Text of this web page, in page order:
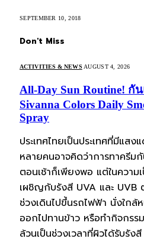
SEPTEMBER 10, 2018
Don't Miss
ACTIVITIES & NEWS AUGUST 4, 2026
All-Day Sun Routine! กั
Sivanna Colors Daily
Spray
ประเทศไทยเป็นประเทศที่มีแส
หลายคนอาจคิดว่าการทาครีม
ตอนเช้าก็เพียงพอ แต่ในความ
เผชิญกับรังสี UVA และ UVB
ช่วงเดินไปขึ้นรถไฟฟ้า นั่งใก
ออกไปทานข้าว หรือทำกิจกร
ล้วนเป็นช่วงเวลาที่ผิวได้รับรัง